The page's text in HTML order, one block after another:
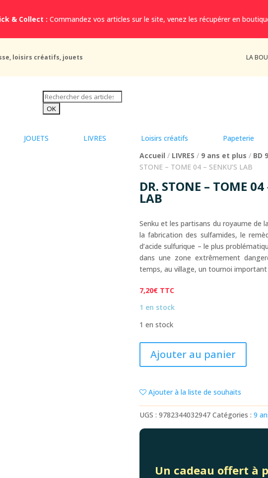
& Collect : Commandez vos articles sur le site, venez les récupérer en
loisirs créatifs, jouets LA
JOUETS LIVRES Loisirs créatifs Papeterie
Accueil / LIVRES / 9 ans et plus / BD
STONE – TOME 04 – SENKU’S LAB
DR. STONE – TOME 04
LAB
Senku et les partisans du royaume de
la fabrication des sulfamides, le
d’acide sulfurique – le plus
dans une zone extrêmement
temps, au village, un tournoi important
7,20€ TTC
1 en stock
1 en stock
DR.
-
TOME
04
-
Ajouter au panier
Ajouter à la liste de souhaits
UGS :9782344032947 Catégories :9
Un cadeau offert à